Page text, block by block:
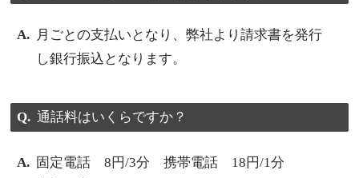
月ごとの支払いとなり、弊社より請求書を発行
し銀行振込となります。
通話料はいくらですか？
固定電話 8円/3分 携帯電話 18円/1分